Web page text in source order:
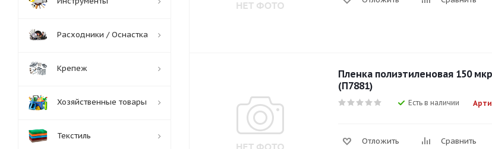
Пленка полиэтиленовая 150
(П7881)
Есть в наличии
Отложить Сравнить
Расходники / Оснастка
Крепеж
Хозяйственные товары
Текстиль